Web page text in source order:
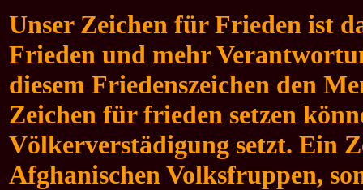
Unser Zeichen für Frieden ist
Frieden und mehr
diesem Friedenszeichen den
Zeichen für frieden setzen
Völkerverstädigung setzt. Ein
Afghanischen Volksfruppen,